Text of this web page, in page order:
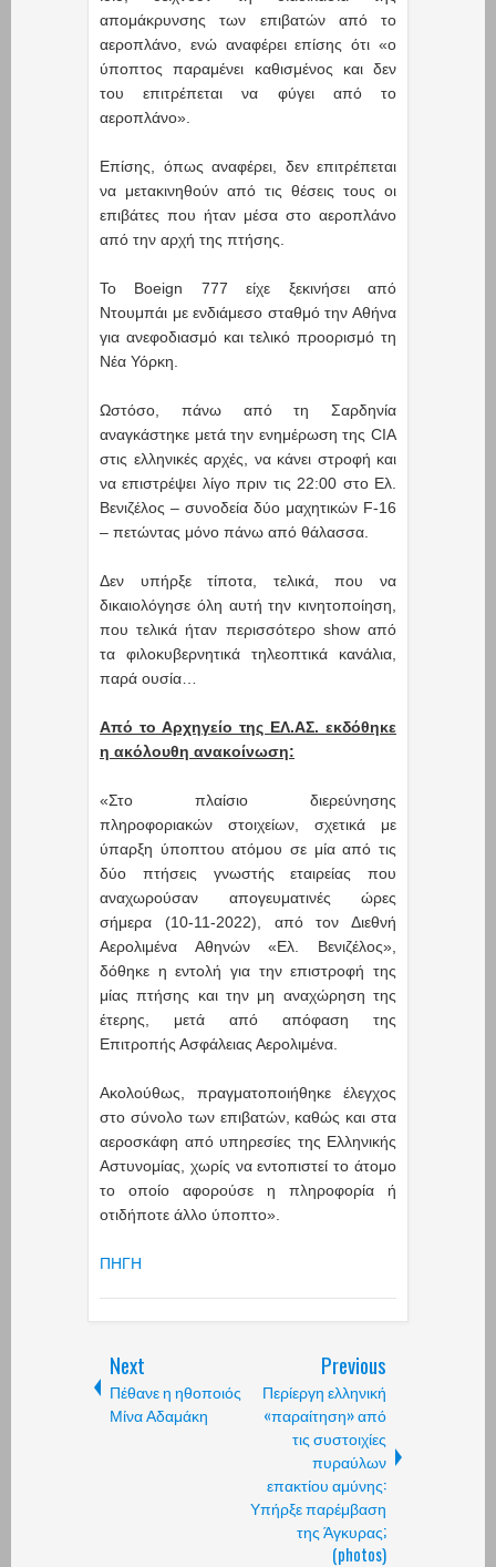
απομάκρυνσης των επιβατών από το
αεροπλάνο, ενώ αναφέρει επίσης ότι «ο
ύποπτος παραμένει καθισμένος και δεν
του επιτρέπεται να φύγει από το
αεροπλάνο».
Επίσης, όπως αναφέρει, δεν επιτρέπεται
να μετακινηθούν από τις θέσεις τους οι
επιβάτες που ήταν μέσα στο αεροπλάνο
από την αρχή της πτήσης.
Το Boeign 777 είχε ξεκινήσει από
Ντουμπάι με ενδιάμεσο σταθμό την Αθήνα
για ανεφοδιασμό και τελικό προορισμό τη
Νέα Υόρκη.
Ωστόσο, πάνω από τη Σαρδηνία
αναγκάστηκε μετά την ενημέρωση της CIA
στις ελληνικές αρχές, να κάνει στροφή και
να επιστρέψει λίγο πριν τις 22:00 στο Ελ.
Βενιζέλος – συνοδεία δύο μαχητικών F-16
– πετώντας μόνο πάνω από θάλασσα.
Δεν υπήρξε τίποτα, τελικά, που να
δικαιολόγησε όλη αυτή την κινητοποίηση,
που τελικά ήταν περισσότερο show από
τα φιλοκυβερνητικά τηλεοπτικά κανάλια,
παρά ουσία…
Από το Αρχηγείο της ΕΛ.ΑΣ. εκδόθηκε
η ακόλουθη ανακοίνωση:
«Στο πλαίσιο διερεύνησης
πληροφοριακών στοιχείων, σχετικά με
ύπαρξη ύποπτου ατόμου σε μία από τις
δύο πτήσεις γνωστής εταιρείας που
αναχωρούσαν απογευματινές ώρες
σήμερα (10-11-2022), από τον Διεθνή
Αερολιμένα Αθηνών «Ελ. Βενιζέλος»,
δόθηκε η εντολή για την επιστροφή της
μίας πτήσης και την μη αναχώρηση της
έτερης, μετά από απόφαση της
Επιτροπής Ασφάλειας Αερολιμένα.
Ακολούθως, πραγματοποιήθηκε έλεγχος
στο σύνολο των επιβατών, καθώς και στα
αεροσκάφη από υπηρεσίες της Ελληνικής
Αστυνομίας, χωρίς να εντοπιστεί το άτομο
το οποίο αφορούσε η πληροφορία ή
οτιδήποτε άλλο ύποπτο».
ΠΗΓΗ
Next
Πέθανε η ηθοποιός
Μίνα Αδαμάκη
Previous
Περίεργη ελληνική
«παραίτηση» από
τις συστοιχίες
πυραύλων
επακτίου αμύνης:
Υπήρξε παρέμβαση
της Άγκυρας;
(photos)